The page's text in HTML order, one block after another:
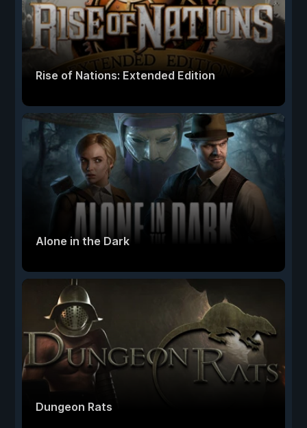
Rise of Nations: Extended Edition
Alone in the Dark
Dungeon Rats